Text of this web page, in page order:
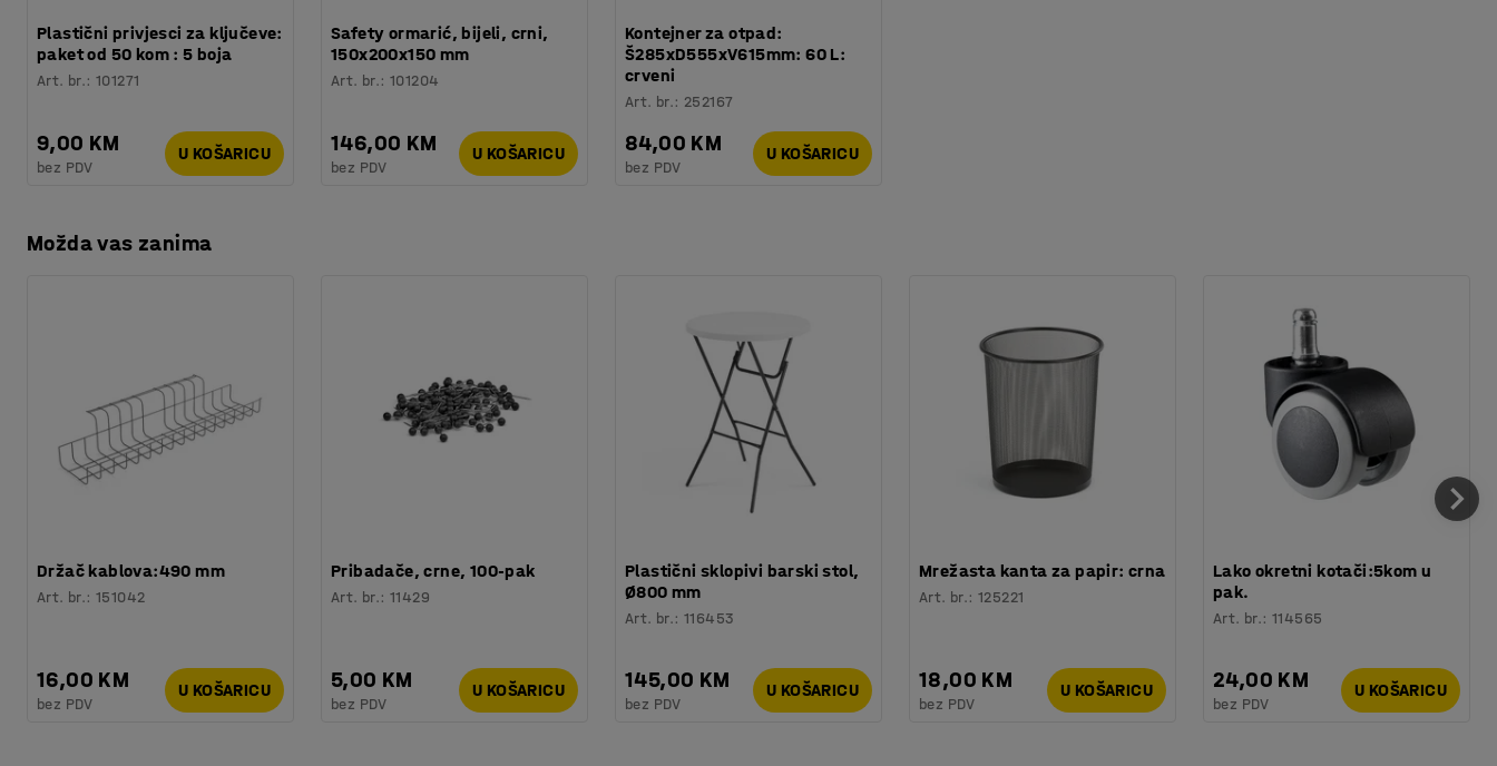
Plastični privjesci za ključeve:
paket od 50 kom : 5 boja
Art. br.:101271
9,00 KM
bez PDV
U KOŠARICU
Safety ormarić, bijeli, crni,
150x200x150 mm
Art. br.:101204
146,00 KM
bez PDV
U KOŠARICU
Kontejner za otpad:
Š285xD555xV615mm: 60 L:
crveni
Art. br.: 252167
84,00 KM
bez PDV
U KOŠARICU
Možda vas zanima
Držač kablova:490 mm
Art. br.:151042
16,00 KM
bez PDV
U KOŠARICU
Pribadače, crne, 100-pak
Art. br.:11429
5,00 KM
bez PDV
U KOŠARICU
Plastični sklopivi barski stol,
Ø800 mm
Art. br.:116453
145,00 KM
bez PDV
U KOŠARICU
Mrežasta kanta za papir: crna
Art. br.:125221
18,00 KM
bez PDV
U KOŠARICU
Lako okretni kotači:5kom u
pak.
Art. br.:114565
24,00 KM
bez PDV
U KOŠARICU